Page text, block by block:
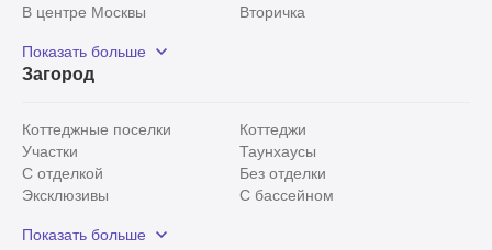
В центре Москвы
Вторичка
Рядом с парком
С панорамными окнами
Показать больше
Загород
Коттеджные поселки
Коттеджи
Участки
Таунхаусы
С отделкой
Без отделки
Эксклюзивы
С бассейном
Красногорский район
Показать больше